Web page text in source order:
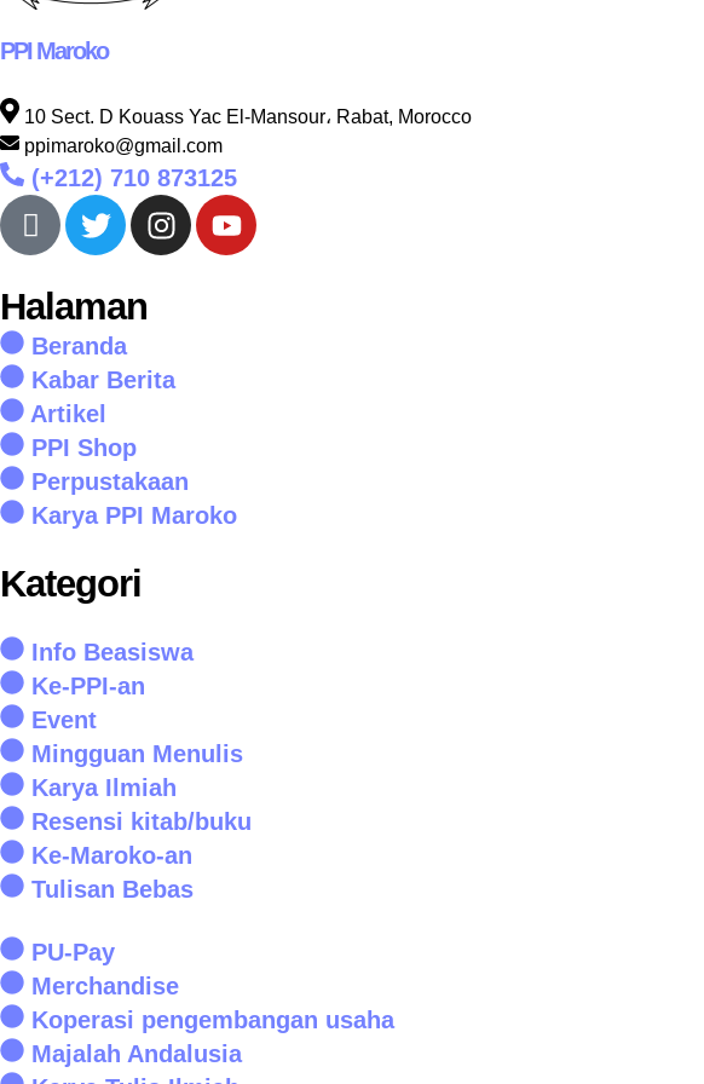
PPI Maroko
10 Sect. D Kouass Yac El-Mansour، Rabat, Morocco
ppimaroko@gmail.com
(+212) 710 873125
Halaman
Beranda
Kabar Berita
Artikel
PPI Shop
Perpustakaan
Karya PPI Maroko
Kategori
Info Beasiswa
Ke-PPI-an
Event
Mingguan Menulis
Karya Ilmiah
Resensi kitab/buku
Ke-Maroko-an
Tulisan Bebas
PU-Pay
Merchandise
Koperasi pengembangan usaha
Majalah Andalusia